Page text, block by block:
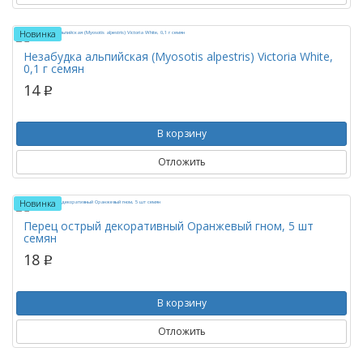
Новинка
Незабудка альпийская (Myosotis alpestris) Victoria White,
0,1 г семян
14 p
В корзину
Отложить
Новинка
Перец острый декоративный Оранжевый гном, 5 шт
семян
18 p
В корзину
Отложить